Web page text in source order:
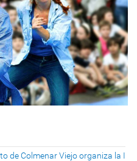
de Colmenar Viejo organiza la I